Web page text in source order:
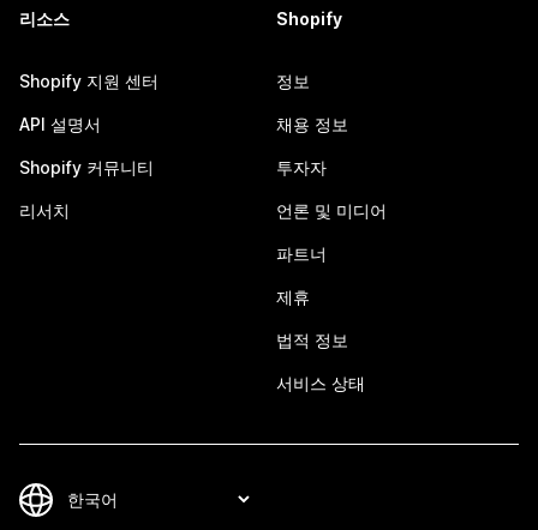
리소스
Shopify 지원 센터
API 설명서
Shopify 커뮤니티
리서치
Shopify
정보
채용 정보
투자자
언론 및 미디어
파트너
제휴
법적 정보
서비스 상태